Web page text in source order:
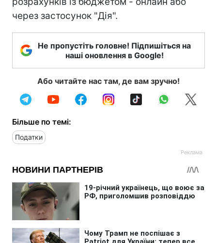
через застосунок "Дія".
Не пропустіть головне! Підпишіться на
наші оновлення в Google!
Або читайте нас там, де вам зручно!
Більше по темі:
Податки